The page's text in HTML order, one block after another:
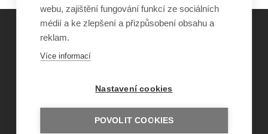
©Obecně prospěšná společnost Sirius
ISSN 1805-8876
nazory@sancedetem.cz
Odběr novinek e-mailem
webu, zajištění fungování funkcí ze sociálních
médií a ke zlepšení a přizpůsobení obsahu a
reklam.
Více informací
Nastavení cookies
POVOLIT COOKIES